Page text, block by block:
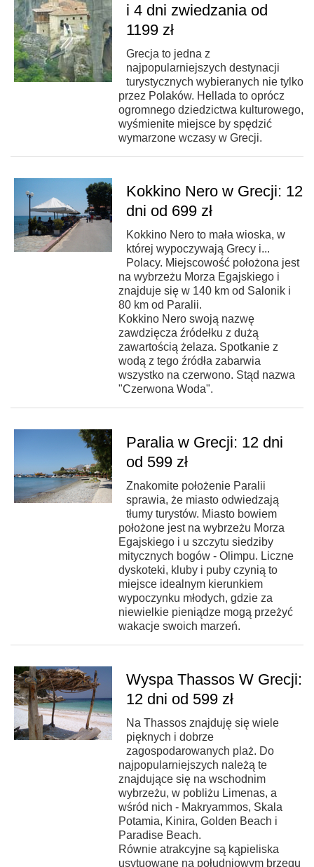
i 4 dni zwiedzania od
1199 zł
Grecja to jedna z
najpopularniejszych destynacji
turystycznych wybieranych nie tylko
przez Polaków. Hellada to oprócz
ogromnego dziedzictwa kulturowego,
wyśmienite miejsce by spędzić
wymarzone wczasy w Grecji.
Kokkino Nero w Grecji: 12
dni od 699 zł
Kokkino Nero to mała wioska, w
której wypoczywają Grecy i...
Polacy. Miejscowość położona jest
na wybrzeżu Morza Egajskiego i
znajduje się w 140 km od Salonik i
80 km od Paralii.
Kokkino Nero swoją nazwę
zawdzięcza źródełku z dużą
zawartością żelaza. Spotkanie z
wodą z tego źródła zabarwia
wszystko na czerwono. Stąd nazwa
"Czerwona Woda".
Paralia w Grecji: 12 dni
od 599 zł
Znakomite położenie Paralii
sprawia, że miasto odwiedzają
tłumy turystów. Miasto bowiem
położone jest na wybrzeżu Morza
Egajskiego i u szczytu siedziby
mitycznych bogów - Olimpu. Liczne
dyskoteki, kluby i puby czynią to
miejsce idealnym kierunkiem
wypoczynku młodych, gdzie za
niewielkie pieniądze mogą przeżyć
wakacje swoich marzeń.
Wyspa Thassos W Grecji:
12 dni od 599 zł
Na Thassos znajduję się wiele
pięknych i dobrze
zagospodarowanych plaż. Do
najpopularniejszych należą te
znajdujące się na wschodnim
wybrzeżu, w pobliżu Limenas, a
wśród nich - Makryammos, Skala
Potamia, Kinira, Golden Beach i
Paradise Beach.
Równie atrakcyjne są kąpieliska
usytuowane na południowym brzegu